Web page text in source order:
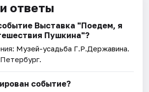
ответы
Выставка "Поедем, я
Пушкина"?
Музей-усадьба Г.Р.Державина.
событие?